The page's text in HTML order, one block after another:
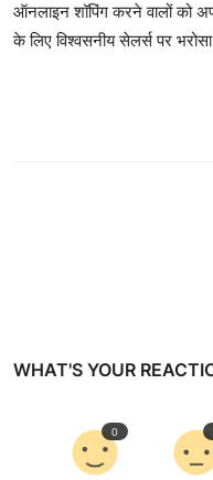
ऑनलाइन शॉपिंग करने वालों को
के लिए विश्वसनीय सेलर्स पर
WHAT'S YOUR
0